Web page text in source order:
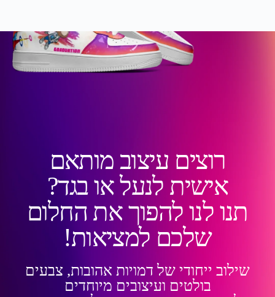
רוצים עיצוב מותאם
אישית לנעל או בגד?
תנו לנו להפוך את החלום
שלכם למציאות!
שילוב ייחודי של דמויות אהובות, צבעים
בולטים ועיצובים מיוחדים